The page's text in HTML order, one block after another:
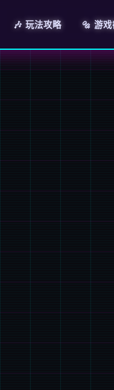
🎶 玩法攻略 🔩 游戏